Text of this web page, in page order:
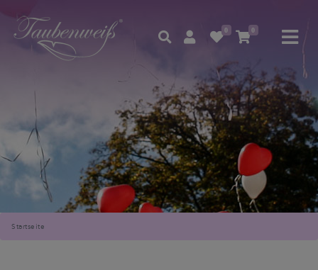
0 0
Startseite